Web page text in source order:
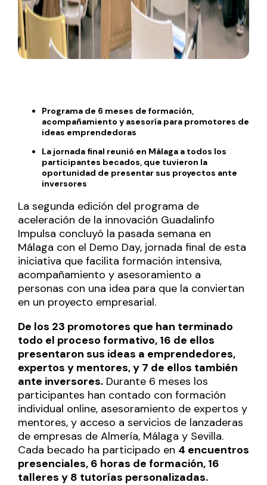
Programa de 6 meses de formación,
acompañamiento y asesoría para promotores de
ideas emprendedoras
La jornada final reunió en Málaga a todos los
participantes becados, que tuvieron la
oportunidad de presentar sus proyectos ante
inversores
La segunda edición del programa de
aceleración de la innovación Guadalinfo
Impulsa concluyó la pasada semana en
Málaga con el Demo Day, jornada final de esta
iniciativa que facilita formación intensiva,
acompañamiento y asesoramiento a
personas con una idea para que la conviertan
en un proyecto empresarial.
De los 23 promotores que han terminado
todo el proceso formativo, 16 de ellos
presentaron sus ideas a emprendedores,
expertos y mentores, y 7 de ellos también
ante inversores. Durante 6 meses los
participantes han contado con formación
individual online, asesoramiento de expertos y
mentores, y acceso a servicios de lanzaderas
de empresas de Almería, Málaga y Sevilla.
Cada becado ha participado en 4 encuentros
presenciales, 6 horas de formación, 16
talleres y 8 tutorías personalizadas.